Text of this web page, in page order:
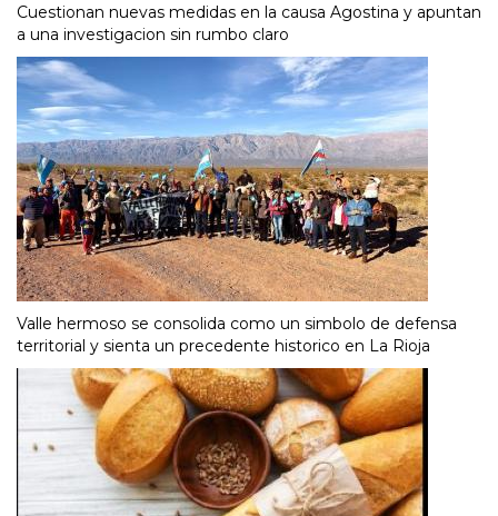
Cuestionan nuevas medidas en la causa Agostina y apuntan
a una investigacion sin rumbo claro
Valle hermoso se consolida como un simbolo de defensa
territorial y sienta un precedente historico en La Rioja